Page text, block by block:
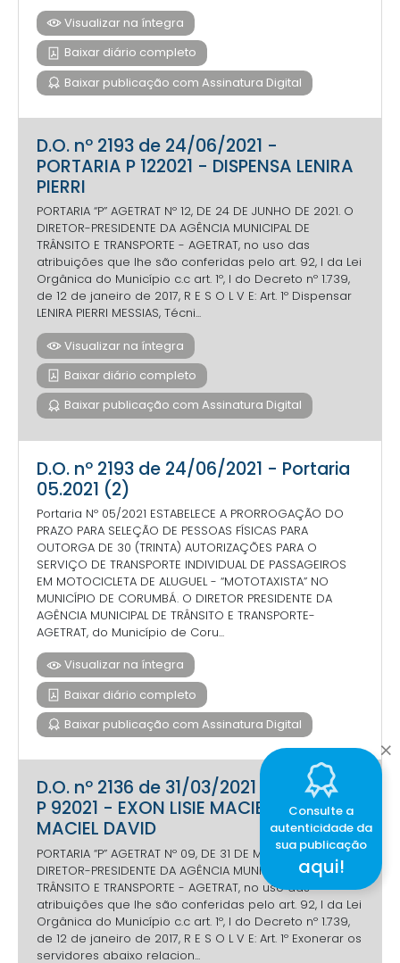
Visualizar na íntegra
Baixar diário completo
Baixar publicação com Assinatura Digital
D.O. nº 2193 de 24/06/2021 -
PORTARIA P 122021 - DISPENSA LENIRA
PIERRI
PORTARIA “P” AGETRAT Nº 12, DE 24 DE JUNHO DE 2021. O
DIRETOR-PRESIDENTE DA AGÊNCIA MUNICIPAL DE
TRÂNSITO E TRANSPORTE - AGETRAT, no uso das
atribuições que lhe são conferidas pelo art. 92, I da Lei
Orgânica do Município c.c art. 1º, I do Decreto nº 1.739,
de 12 de janeiro de 2017, R E S O L V E: Art. 1º Dispensar
LENIRA PIERRI MESSIAS, Técni...
Visualizar na íntegra
Baixar diário completo
Baixar publicação com Assinatura Digital
D.O. nº 2193 de 24/06/2021 - Portaria
05.2021 (2)
Portaria Nº 05/2021 ESTABELECE A PRORROGAÇÃO DO
PRAZO PARA SELEÇÃO DE PESSOAS FÍSICAS PARA
OUTORGA DE 30 (TRINTA) AUTORIZAÇÕES PARA O
SERVIÇO DE TRANSPORTE INDIVIDUAL DE PASSAGEIROS
EM MOTOCICLETA DE ALUGUEL - “MOTOTAXISTA” NO
MUNICÍPIO DE CORUMBÁ. O DIRETOR PRESIDENTE DA
AGÊNCIA MUNICIPAL DE TRÂNSITO E TRANSPORTE-
AGETRAT, do Município de Coru...
Visualizar na íntegra
Baixar diário completo
Baixar publicação com Assinatura Digital
D.O. nº 2136 de 31/03/2021 - PORTARIA
P 92021 - EXON LISIE MACIEL NOMEIA
MACIEL DAVID
PORTARIA “P” AGETRAT Nº 09, DE 31 DE MARÇO DE 2021. O
DIRETOR-PRESIDENTE DA AGÊNCIA MUNICIPAL DE
TRÂNSITO E TRANSPORTE - AGETRAT, no uso das
atribuições que lhe são conferidas pelo art. 92, I da Lei
Orgânica do Município c.c art. 1º, I do Decreto nº 1.739,
de 12 de janeiro de 2017, R E S O L V E: Art. 1º Exonerar os
servidores abaixo relacion...
Consulte a
autenticidade da
sua publicação
aqui!